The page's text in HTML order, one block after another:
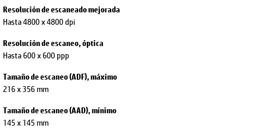
Resolución de escaneado mejorada
Hasta 4800 x 4800 dpi
Resolución de escaneo, óptica
Hasta 600 x 600 ppp
Tamaño de escaneo (ADF), máximo
216 x 356 mm
Tamaño de escaneo (AAD), mínimo
145 x 145 mm